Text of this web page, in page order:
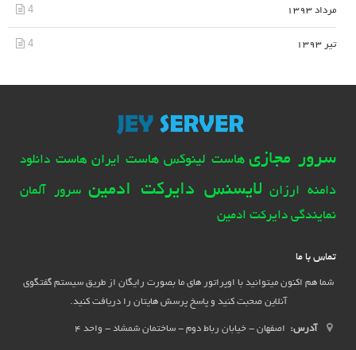
مرداد 1393 4
تیر 1393 4
سرور مجازی هاست لینوکس هاست ایران هاست دانلود
دامنه ارزان لایسنس دایرکت ادمین سرور آلمان
نمایندگی دایرکت ادمین
تماس با ما
شما هم اکنون میتوانید با اوپراتور های ما بصورت رایگان از طریق سیستم گفتگوی
آنلاین صحبت کنید و پاسخ پرسش هایتان را دریافت کنید.
آدرس: اصفهان - خیابان رباط دوم - ساختمان شمشاد - واحد 4